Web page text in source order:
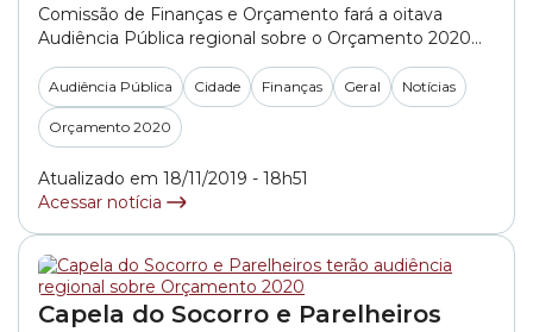
Comissão de Finanças e Orçamento fará a oitava
Audiência Pública regional sobre o Orçamento 2020
da cidade. Desta vez, serão discutidos os valores
orçados para a Subprefeitura da Casa Verde
Cachoeirinha e para a Subprefeitura da Freguesia
Brasilândia, ambas na zona Norte. A Comissão de
Audiência Pública Cidade Finanças Geral Notícias
Orçamento 2020
Atualizado em 18/11/2019 - 18h51
Acessar notícia
Capela do Socorro e Parelheiros